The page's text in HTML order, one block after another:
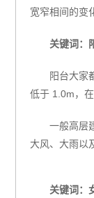
宽窄相间的变
关键词：
阳台大家
低于 1.0m，
一般高层
大风、大雨以
关键词：